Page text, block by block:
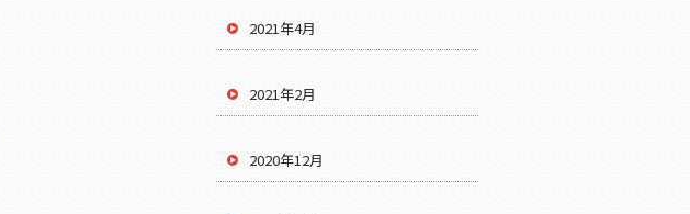
2021年4月
2021年2月
2020年12月